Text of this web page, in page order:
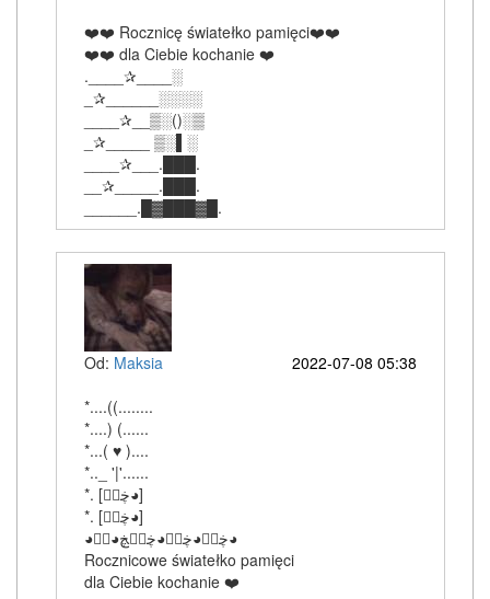
❤️❤️ Rocznicę światełko pamięci❤️❤️
❤️❤️ dla Ciebie kochanie ❤️
.____✰____░
_✰______░░░░
____✰__▒░()░▒
_✰_____ ▒░▌░
____✰___.███.
__✰_____.███.
______.█▓███▓█.
Od: Maksia
2022-07-08 05:38
*....((........
*....) (......
*...( ♥ )....
*.._ '|'......
‎*. [ڿڰۣ◕]
‎*. [ڿڰۣ◕]
‎◕ڿڰۣ◕ڿڰۣ◕ڿڰۣڿ◕ڰۣ◕
Rocznicowe światełko pamięci
dla Ciebie kochanie ❤️